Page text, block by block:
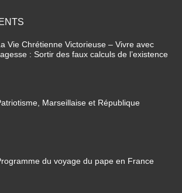
Vie Chrétienne Victorieuse – Vivre avec
: Sortir des faux calculs de l’existence
Marseillaise et République
du voyage du pape en France